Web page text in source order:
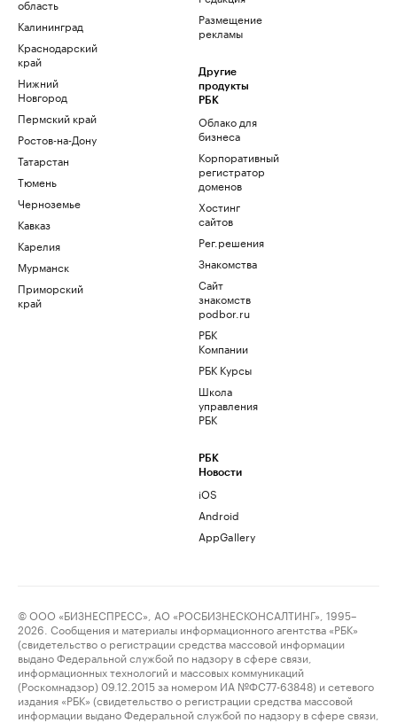
область
Калининград
Краснодарский
край
Нижний
Новгород
Пермский край
Ростов-на-Дону
Татарстан
Тюмень
Черноземье
Кавказ
Карелия
Мурманск
Приморский
край
Размещение
рекламы
Другие
продукты
РБК
Облако для
бизнеса
Корпоративный
регистратор
доменов
Хостинг
сайтов
Рег.решения
Знакомства
Сайт
знакомств
podbor.ru
РБК
Компании
РБК Курсы
Школа
управления
РБК
РБК
Новости
iOS
Android
AppGallery
© ООО «БИЗНЕСПРЕСС», АО «РОСБИЗНЕСКОНСАЛТИНГ», 1995–
2026. Сообщения и материалы информационного агентства «РБК»
(свидетельство о регистрации средства массовой информации
выдано Федеральной службой по надзору в сфере связи,
информационных технологий и массовых коммуникаций
(Роскомнадзор) 09.12.2015 за номером ИА №ФС77-63848) и сетевого
издания «РБК» (свидетельство о регистрации средства массовой
информации выдано Федеральной службой по надзору в сфере связи,